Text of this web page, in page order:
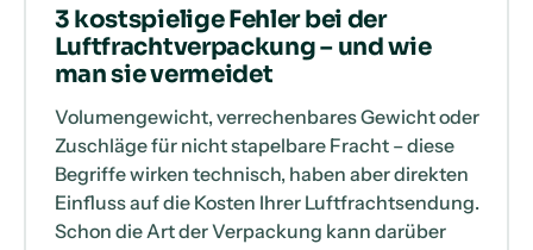
3 kostspielige Fehler bei der
Luftfrachtverpackung – und wie
man sie vermeidet
Volumengewicht, verrechenbares Gewicht oder
Zuschläge für nicht stapelbare Fracht – diese
Begriffe wirken technisch, haben aber direkten
Einfluss auf die Kosten Ihrer Luftfrachtsendung.
Schon die Art der Verpackung kann darüber